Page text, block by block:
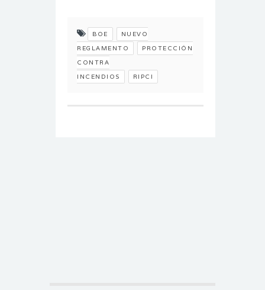
BOE
NUEVO
REGLAMENTO
PROTECCIÓN
CONTRA
INCENDIOS
RIPCI